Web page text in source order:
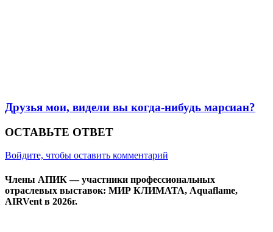
Друзья мои, видели вы когда-нибудь марсиан?
ОСТАВЬТЕ ОТВЕТ
Войдите, чтобы оставить комментарий
Члены АПИК — участники профессиональных
отраслевых выставок: МИР КЛИМАТА, Aquaflame,
AIRVent в 2026г.